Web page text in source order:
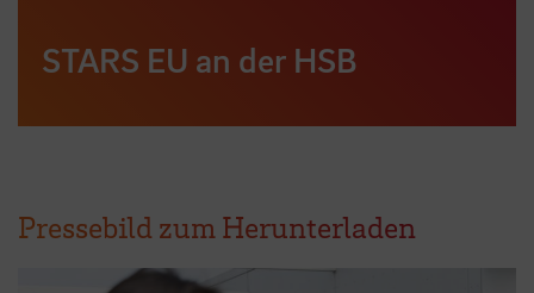
STARS EU an der HSB
Pressebild zum Herunterladen